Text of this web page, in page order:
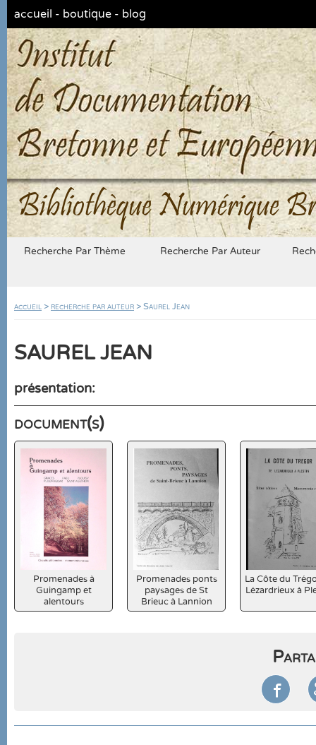
accueil - boutique - blog
Bibliothèque Numérique
Recherche Par Thème Recherche Par Auteur
accueil > recherche par auteur > Saurel Jean
SAUREL JEAN
présentation:
document(s)
Promenades à
Guingamp et
alentours
Promenades ponts
paysages de St
Brieuc à Lannion
La Côte du
Lézardrieux à
